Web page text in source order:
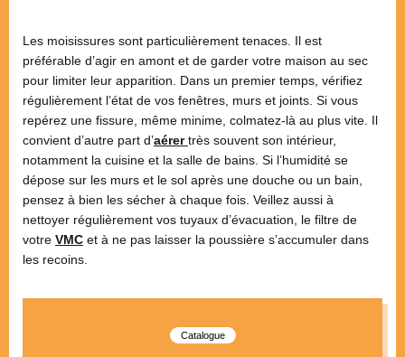
Les moisissures sont particulièrement tenaces. Il est
préférable d’agir en amont et de garder votre maison au sec
pour limiter leur apparition. Dans un premier temps, vérifiez
régulièrement l’état de vos fenêtres, murs et joints. Si vous
repérez une fissure, même minime, colmatez-là au plus vite. Il
convient d’autre part d’aérertrès souvent son intérieur,
notamment la cuisine et la salle de bains. Si l’humidité se
dépose sur les murs et le sol après une douche ou un bain,
pensez à bien les sécher à chaque fois. Veillez aussi à
nettoyer régulièrement vos tuyaux d’évacuation, le filtre de
votre VMC et à ne pas laisser la poussière s’accumuler dans
les recoins.
Catalogue